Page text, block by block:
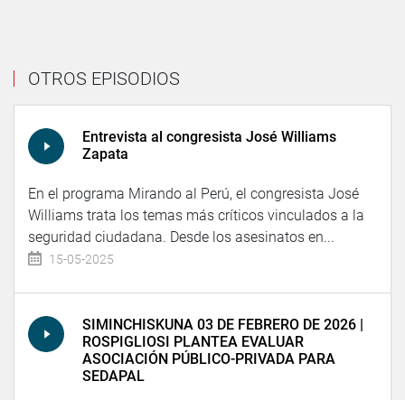
OTROS EPISODIOS
Entrevista al congresista José Williams
Zapata
En el programa Mirando al Perú, el congresista José
Williams trata los temas más críticos vinculados a la
seguridad ciudadana. Desde los asesinatos en...
15-05-2025
SIMINCHISKUNA 03 DE FEBRERO DE 2026 |
ROSPIGLIOSI PLANTEA EVALUAR
ASOCIACIÓN PÚBLICO-PRIVADA PARA
SEDAPAL